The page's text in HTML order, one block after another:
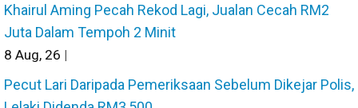
Khairul Aming Pecah Rekod Lagi, Jualan Cecah RM2
Juta Dalam Tempoh 2 Minit
8 Aug, 26 |
Pecut Lari Daripada Pemeriksaan Sebelum Dikejar Polis,